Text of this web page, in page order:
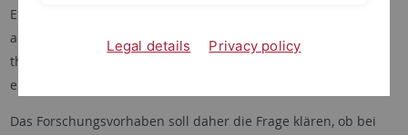
Effektivität des EBS durchgeführten Untersuchungen werfen
allerdings aufgrund methodischer Mängel und geringer
theoretischer Anbindung mehr Fragen auf als sie Antworten
erbrachten.
Das Forschungsvorhaben soll daher die Frage klären, ob bei
Legal details Privacy policy